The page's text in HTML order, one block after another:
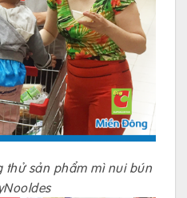
sản phẩm mì nui bún